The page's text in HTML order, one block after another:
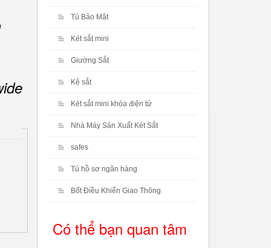
Tủ Bảo Mật
Két sắt mini
Giường Sắt
Kệ sắt
Két sắt mini khóa điện tử
Nhà Máy Sản Xuất Két Sắt
safes
Tủ hồ sơ ngân hàng
Bốt Điều Khiển Giao Thông
Có thể bạn quan tâm